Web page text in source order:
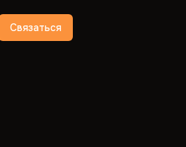
Связаться